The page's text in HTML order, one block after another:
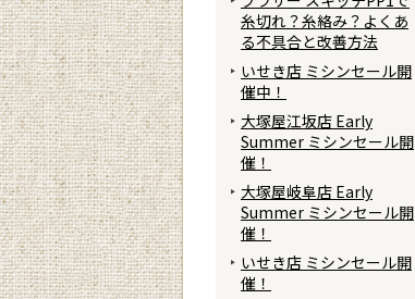
糸切れ？糸絡み？よくあ
る不具合と改善方法
いせき店 ミシンセール開
催中！
大塚屋江坂店 Early
Summer ミシンセール開
催！
大塚屋岐阜店 Early
Summer ミシンセール開
催！
いせき店 ミシンセール開
催！